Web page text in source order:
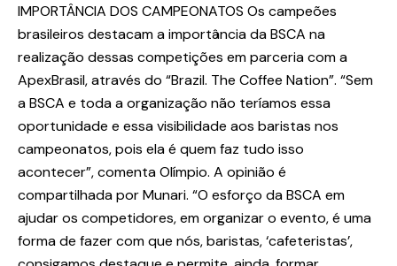
IMPORTÂNCIA DOS CAMPEONATOS Os campeões
brasileiros destacam a importância da BSCA na
realização dessas competições em parceria com a
ApexBrasil, através do “Brazil. The Coffee Nation”. “Sem
a BSCA e toda a organização não teríamos essa
oportunidade e essa visibilidade aos baristas nos
campeonatos, pois ela é quem faz tudo isso
acontecer”, comenta Olímpio. A opinião é
compartilhada por Munari. “O esforço da BSCA em
ajudar os competidores, em organizar o evento, é uma
forma de fazer com que nós, baristas, ‘cafeteristas’,